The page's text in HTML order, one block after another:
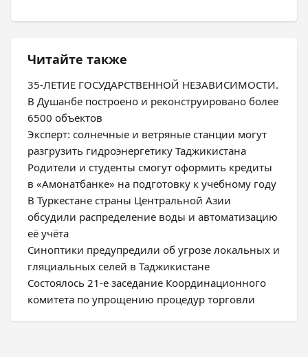
Читайте также
35-ЛЕТИЕ ГОСУДАРСТВЕННОЙ НЕЗАВИСИМОСТИ.
В Душанбе построено и реконструировано более
6500 объектов
Эксперт: солнечные и ветряные станции могут
разгрузить гидроэнергетику Таджикистана
Родители и студенты смогут оформить кредиты
в «Амонатбанке» на подготовку к учебному году
В Туркестане страны Центральной Азии
обсудили распределение воды и автоматизацию
её учёта
Синоптики предупредили об угрозе локальных и
гляциальных селей в Таджикистане
Состоялось 21-е заседание Координационного
комитета по упрощению процедур торговли